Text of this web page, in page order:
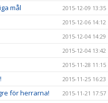
mål 2015-12-09 13:35
2015-12-06 14:12
2015-12-04 14:29
2015-12-04 13:42
2015-11-28 11:15
2015-11-25 16:23
för herrarna! 2015-11-21 17:57